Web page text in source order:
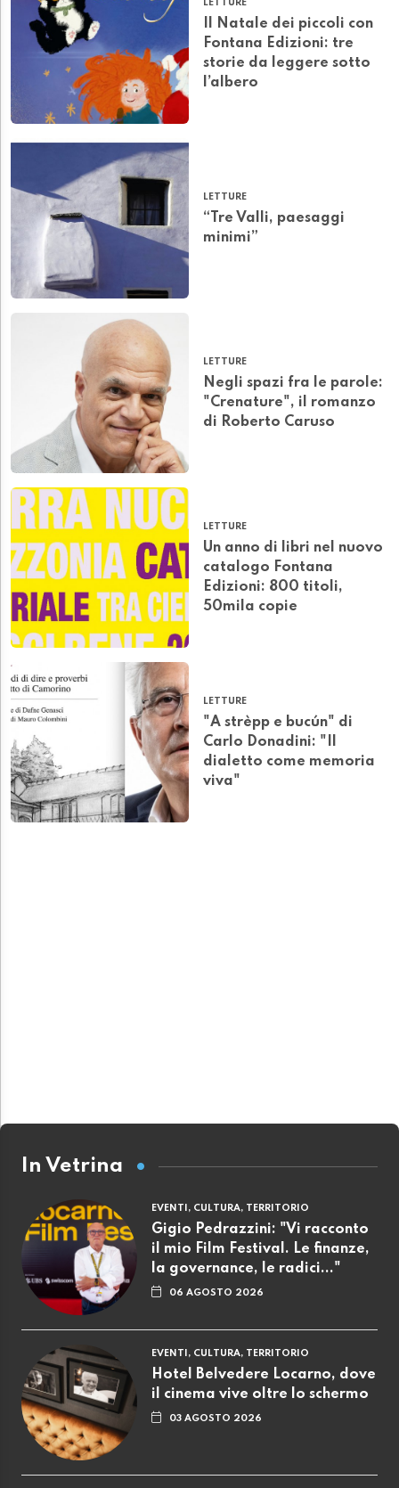
LETTURE
Il Natale dei piccoli con
Fontana Edizioni: tre
storie da leggere sotto
l’albero
LETTURE
“Tre Valli, paesaggi
minimi”
LETTURE
Negli spazi fra le parole:
"Crenature", il romanzo
di Roberto Caruso
LETTURE
Un anno di libri nel nuovo
catalogo Fontana
Edizioni: 800 titoli,
50mila copie
LETTURE
"A strèpp e bucún" di
Carlo Donadini: "Il
dialetto come memoria
viva"
In Vetrina
EVENTI, CULTURA, TERRITORIO
Gigio Pedrazzini: "Vi racconto
il mio Film Festival. Le finanze,
la governance, le radici..."
06 AGOSTO 2026
EVENTI, CULTURA, TERRITORIO
Hotel Belvedere Locarno, dove
il cinema vive oltre lo schermo
03 AGOSTO 2026